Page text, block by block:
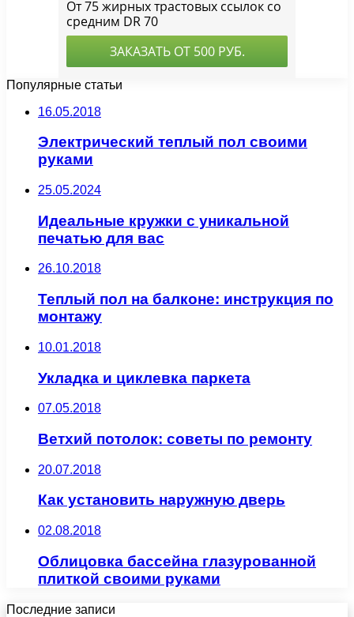
Популярные статьи
16.05.2018
Электрический теплый пол своими
руками
25.05.2024
Идеальные кружки с уникальной
печатью для вас
26.10.2018
Теплый пол на балконе: инструкция по
монтажу
10.01.2018
Укладка и циклевка паркета
07.05.2018
Ветхий потолок: советы по ремонту
20.07.2018
Как установить наружную дверь
02.08.2018
Облицовка бассейна глазурованной
плиткой своими руками
Последние записи